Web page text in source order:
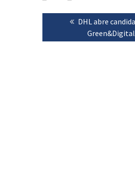
Navegação
artigos
Previous
post:
DHL abre